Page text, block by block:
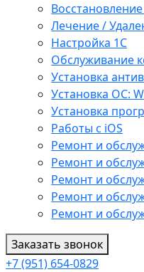
Лечение /
Настройка 1С
Обслуживание
Установка
Установка ОС:
Установка
Работы с iOS
Ремонт и
Ремонт и
Ремонт и
Ремонт и
Ремонт и
Заказать звонок
+7 (951) 654-0829